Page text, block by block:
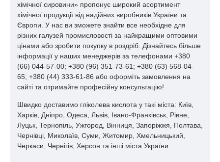
АНА-кислота має вигляд прозорої безбарвної рідини,
активного речовини в ній відповідно до стандартів повинно
міститися не менше 70-71%. Її молекулярна вага дорівнює
76,1 г / ммоль. У складі гліколевої кислоти, крім основного
компонента, також можуть міститися в невеликій кількості
мурашина кислота, формальдегід, залізо і важкі метали.
Застосування гліколевої кислоти в косметології
різними типами шкіри саме на основі даного хімічного
компоненту? Вся справа в тому, що кошти з гліколевої
кислотою:
- підходять для щоденного застосування;
хімічної сировини» пропонує широкий асортимент
хімічної продукції від надійних виробників України та
Європи. У нас ви зможете знайти все необхідне для
різних галузей промисловості за найкращими оптовими
цінами або зробити покупку в роздріб. Дізнайтесь більше
інформації у наших менеджерів за телефонами +380
(66) 044-57-00; +380 (96) 351-73-61; +380 (63) 568-04-
65; +380 (44) 333-61-86 або оформіть замовлення на
сайті та отримайте професійну консультацію!
Швидко доставимо гліколева кислота у такі міста: Київ,
Харків, Дніпро, Одеса, Львів, Івано-Франківськ, Рівне,
Луцьк, Тернопіль, Ужгород, Вінниця, Запоріжжя, Полтава,
Чернівці, Миколаїв, Суми, Житомир, Хмельницький,
Черкаси, Чернігів, Херсон та інші міста України.